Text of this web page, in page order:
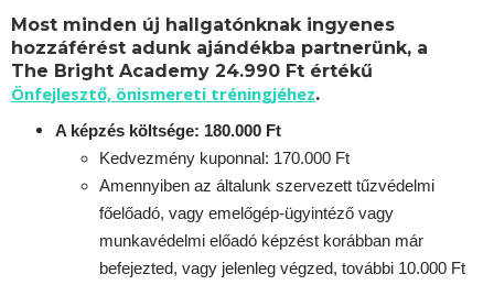
Most minden új hallgatónknak ingyenes
hozzáférést adunk ajándékba partnerünk, a
The Bright Academy 24.990 Ft értékű
Önfejlesztő, önismereti tréningjéhez.
A képzés költsége: 180.000 Ft
Kedvezmény kuponnal: 170.000 Ft
Amennyiben az általunk szervezett tűzvédelmi
főelőadó, vagy emelőgép-ügyintéző vagy
munkavédelmi előadó képzést korábban már
befejezted, vagy jelenleg végzed, további 10.000 Ft